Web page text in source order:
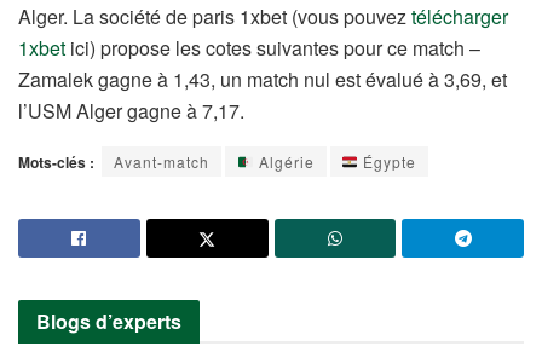
Alger. La société de paris 1xbet (vous pouveztélécharger
1xbet ici) propose les cotes suivantes pour ce match –
Zamalek gagne à 1,43, un match nul est évalué à 3,69, et
l’USM Alger gagne à 7,17.
Mots-clés : Avant-match Algérie Égypte
Blogs d’experts